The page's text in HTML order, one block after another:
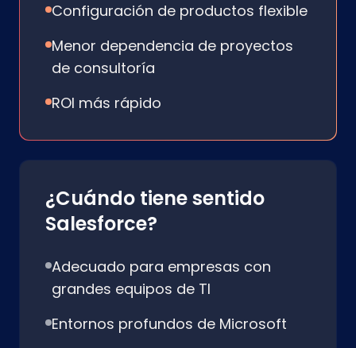
Configuración de productos flexible
Menor dependencia de proyectos
de consultoría
ROI más rápido
¿Cuándo tiene sentido
Salesforce?
Adecuado para empresas con
grandes equipos de TI
Entornos profundos de Microsoft